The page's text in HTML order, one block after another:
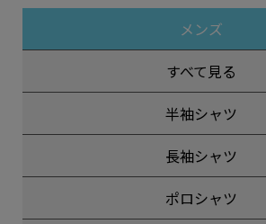
メンズ
すべて見る
半袖シャツ
長袖シャツ
ポロシャツ